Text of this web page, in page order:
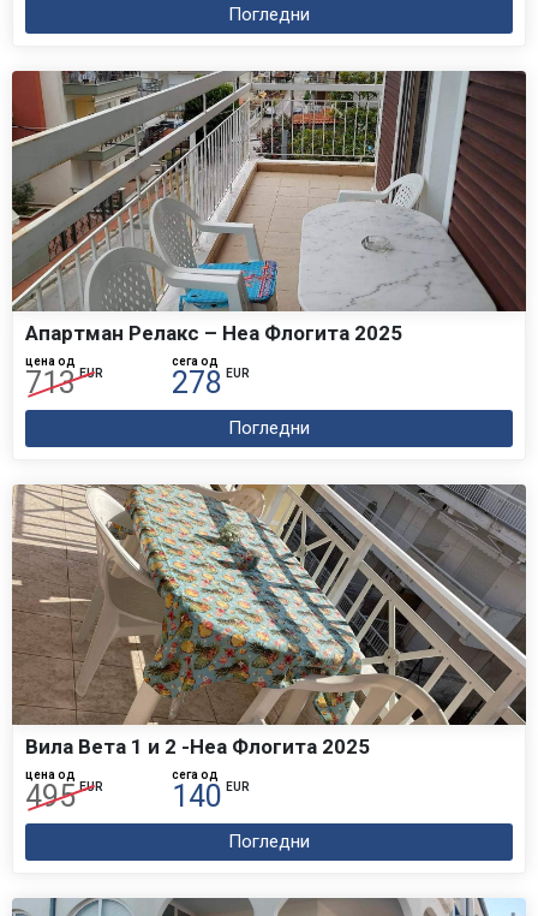
Погледни
Апартман Релакс – Неа Флогита 2025
цена од
713 EUR
сега од
278 EUR
Погледни
Вила Вета 1 и 2 -Неа Флогита 2025
цена од
495 EUR
сега од
140 EUR
Погледни